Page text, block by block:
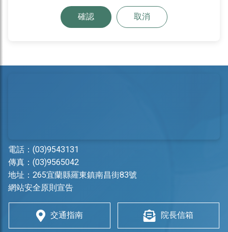
確認 取消
電話： (03)9543131
傳真：(03)9565042
地址： 265宜蘭縣羅東鎮南昌街83號
網站安全原則宣告
交通指南 院長信箱